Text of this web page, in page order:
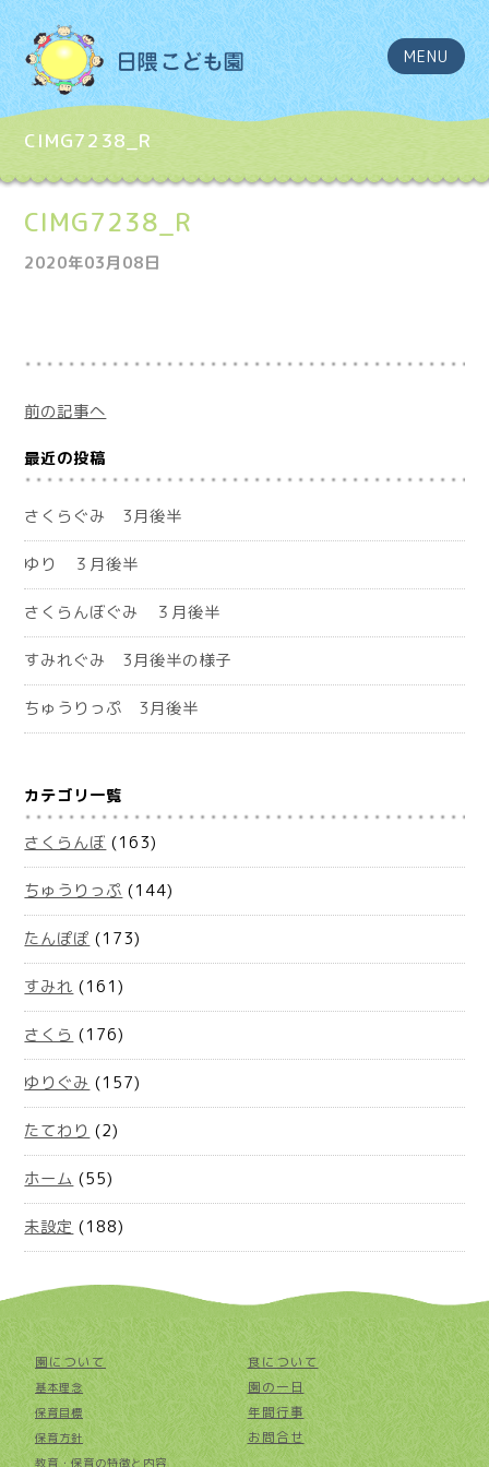
MENU
CIMG7238_R
CIMG7238_R
2020年03月08日
前の記事へ
最近の投稿
さくらぐみ 3月後半
ゆり ３月後半
さくらんぼぐみ ３月後半
すみれぐみ 3月後半の様子
ちゅうりっぷ 3月後半
カテゴリ一覧
さくらんぼ (163)
ちゅうりっぷ (144)
たんぽぽ (173)
すみれ (161)
さくら (176)
ゆりぐみ (157)
たてわり (2)
ホーム (55)
未設定 (188)
園について
基本理念
保育目標
保育方針
教育・保育の特徴と内容
食について
園の一日
年間行事
お問合せ